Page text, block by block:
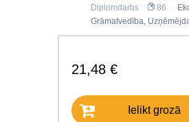
Diplomdarbs 86
Grāmatvedība,
21,48 €
Ielikt grozā